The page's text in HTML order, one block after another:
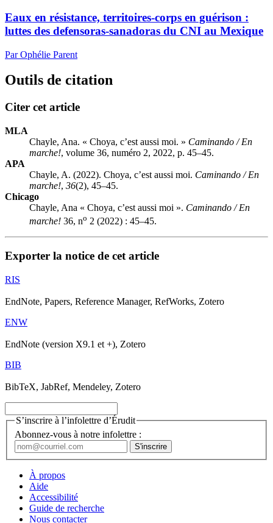
Eaux en résistance, territoires-corps en guérison :
luttes des defensoras-sanadoras du CNI au Mexique
Par Ophélie Parent
Outils de citation
Citer cet article
MLA
Chayle, Ana. « Choya, c’est aussi moi. » Caminando / En
marche!, volume 36, numéro 2, 2022, p. 45–45.
APA
Chayle, A. (2022). Choya, c’est aussi moi. Caminando / En
marche!, 36(2), 45–45.
Chicago
Chayle, Ana « Choya, c’est aussi moi ». Caminando / En
marche! 36, no 2 (2022) : 45–45.
Exporter la notice de cet article
RIS
EndNote, Papers, Reference Manager, RefWorks, Zotero
ENW
EndNote (version X9.1 et +), Zotero
BIB
BibTeX, JabRef, Mendeley, Zotero
S’inscrire à l’infolettre d’Érudit
Abonnez-vous à notre infolettre :
À propos
Aide
Accessibilité
Guide de recherche
Nous contacter